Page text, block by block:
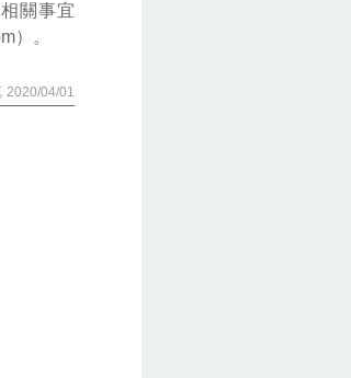
關事宜
）。
2020/04/01